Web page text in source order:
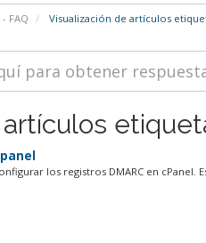
FAQ Visualización de artículos
los registros DMARC en cPanel.